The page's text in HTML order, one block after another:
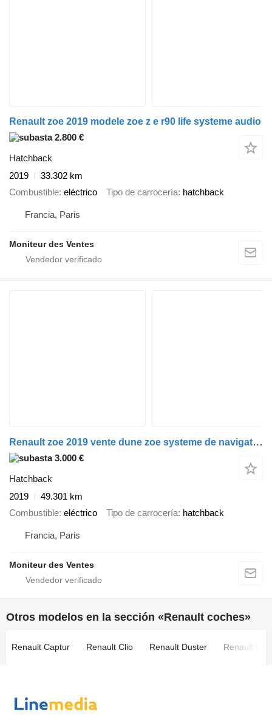
Renault zoe 2019 modele zoe z e r90 life systeme audio
2.800 €
Hatchback
2019
33.302 km
Combustible eléctrico Tipo de carrocería hatchback
Francia, Paris
Moniteur des Ventes
Renault zoe 2019 vente dune zoe systeme de navigation gps
3.000 €
Hatchback
2019
49.301 km
Combustible eléctrico Tipo de carrocería hatchback
Francia, Paris
Moniteur des Ventes
Otros modelos en la sección «Renault coches»
Renault Captur Renault Clio Renault Duster Renault